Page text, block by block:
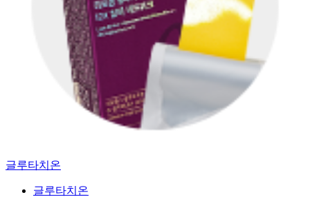
글루타치온
글루타치온